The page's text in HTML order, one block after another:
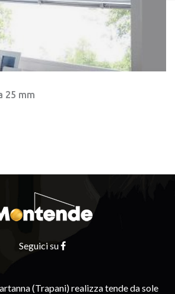
25 mm
Seguici su
(Trapani) realizza tende da sole